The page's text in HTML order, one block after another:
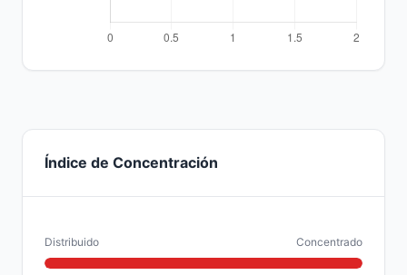
Índice de Concentración
Distribuido Concentrado